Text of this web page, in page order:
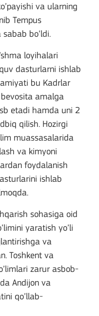
va ularning
Tempus
bo’ldi.
loyihalari
dasturlarni ishlab
bu Kadrlar
amalga
etadi hamda uni 2
qilish. Hozirgi
muassasalarida
va kimyoni
foydalanish
ishlab
sohasiga oid
yaratish yo’li
va
Toshkent va
zarur asbob-
Andijon va
qo’llab-